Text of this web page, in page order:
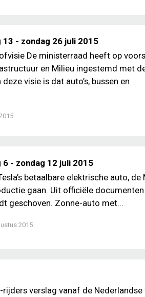
13 - zondag 26 juli 2015
De ministerraad heeft op
en Milieu ingestemd met
visie is dat auto’s, bussen en
6 - zondag 12 juli 2015
betaalbare elektrische auto, de
gaan. Uit officiële
geschoven. Zonne-auto met...
2015
verslag vanaf de Nederlandse